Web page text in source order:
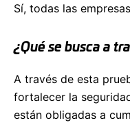
Sí, todas las
¿Qué se busca a
A través de esta
fortalecer la
están obligadas a